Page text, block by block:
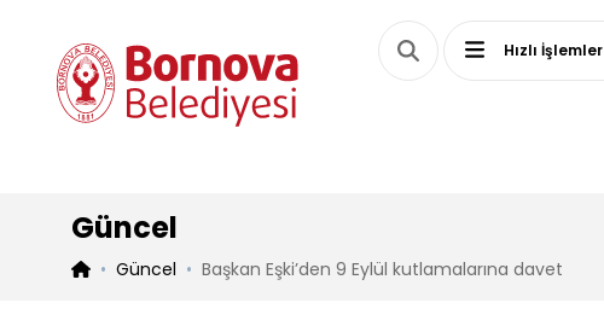
Hızlı İşlemler
Güncel
Güncel Başkan Eşki’den 9 Eylül kutlamalarına davet